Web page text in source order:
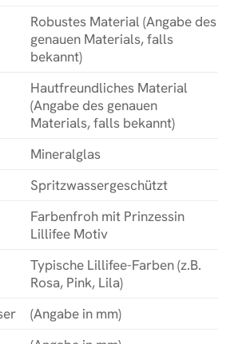
Robustes Material (Angabe des
genauen Materials, falls
bekannt)
Hautfreundliches Material
(Angabe des genauen
Materials, falls bekannt)
Mineralglas
Spritzwassergeschützt
Farbenfroh mit Prinzessin
Lillifee Motiv
Typische Lillifee-Farben (z.B.
Rosa, Pink, Lila)
(Angabe in mm)